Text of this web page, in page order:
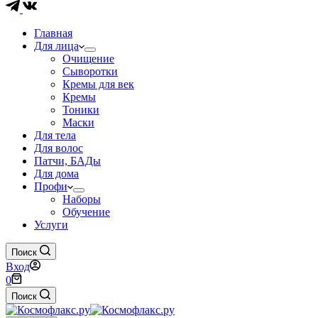
Главная
Для лица
Очищение
Сыворотки
Кремы для век
Кремы
Тоники
Маски
Для тела
Для волос
Патчи, БАДы
Для дома
Профи
Наборы
Обучение
Услуги
Поиск
Вход
Корзина
0
Поиск